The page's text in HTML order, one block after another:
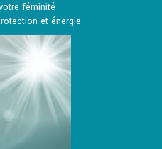
féminité
et énergie